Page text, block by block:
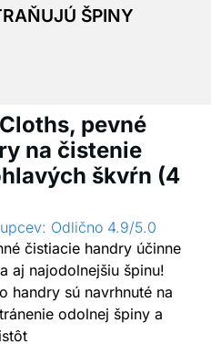
ŠPINY
pevné
na čistenie
škvŕn (4
Odlično 4.9/5.0
čistiacie handry účinne
aj najodolnejšiu špinu!
handry sú navrhnuté na
odolnej špiny a